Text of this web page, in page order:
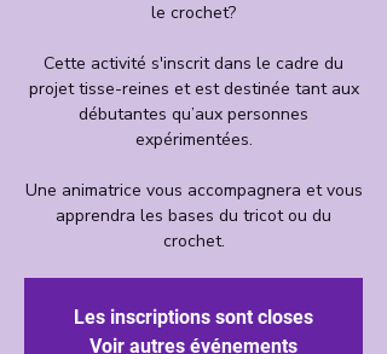
le crochet?
Cette activité s'inscrit dans le cadre du
projet tisse-reines et est destinée tant aux
débutantes qu’aux personnes
expérimentées.
Une animatrice vous accompagnera et vous
apprendra les bases du tricot ou du
crochet.
Les inscriptions sont closes
Voir autres événements